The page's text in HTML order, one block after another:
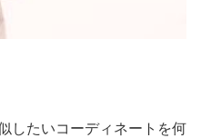
したいコーディネートを何